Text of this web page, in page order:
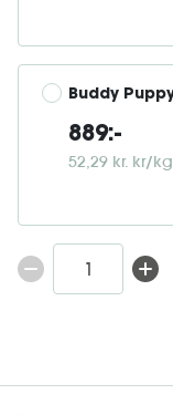
Buddy
889:-
52,29 kr. kr/kg